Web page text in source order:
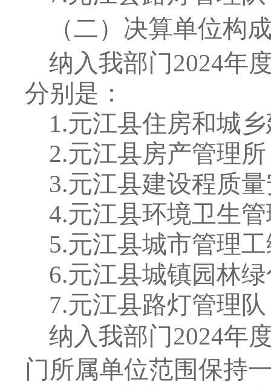
（二）决算单位构
纳入我部门2024年
分别是：
1.元江县住房和城
2.元江县房产管理所
3.元江县建设程质
4.元江县环境卫生
5.元江县城市管理
6.元江县城镇园林
7.元江县路灯管理队
纳入我部门2024年
门所属单位范围保持